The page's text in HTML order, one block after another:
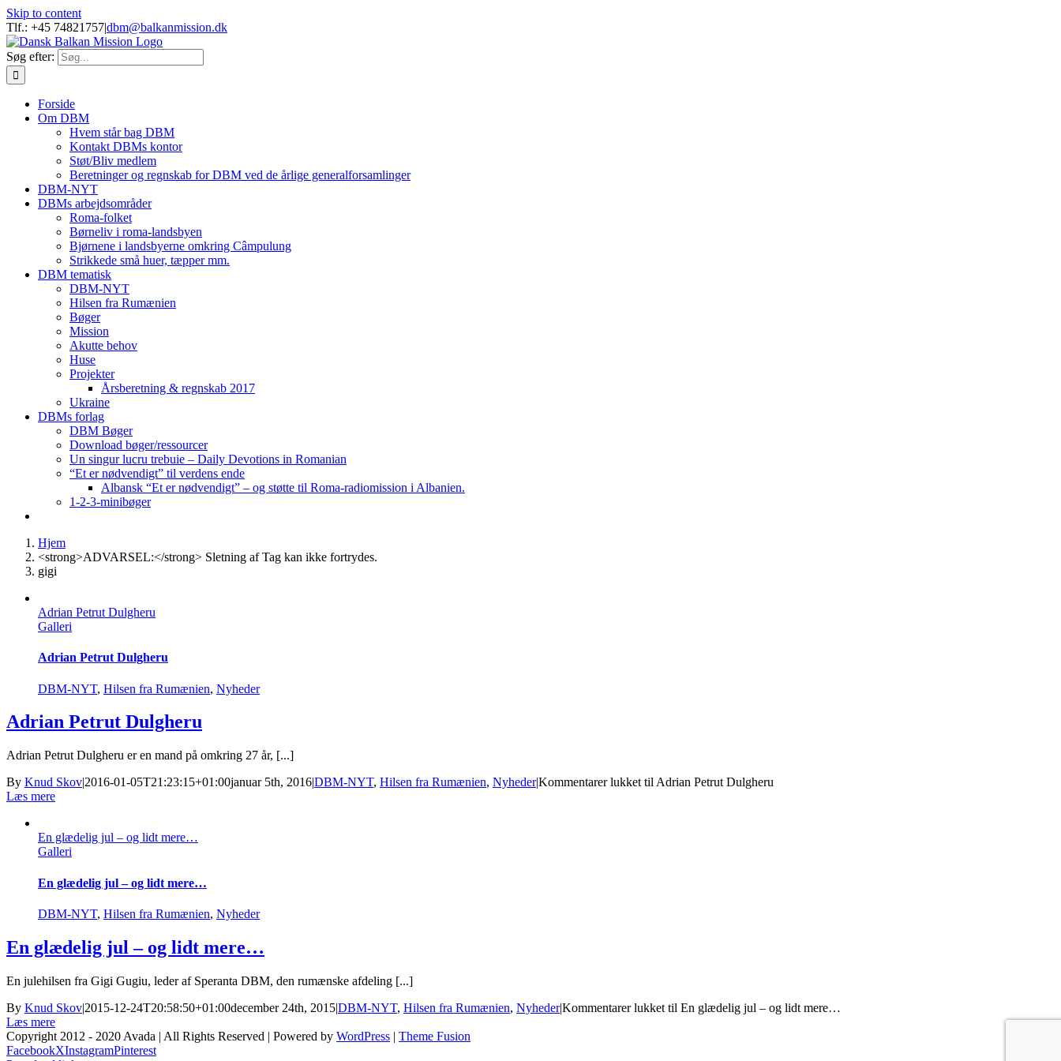
Skip to content
Tlf.: +45 74821757|dbm@balkanmission.dk
Søg efter:
Forside
Om DBM
Hvem står bag DBM
Kontakt DBMs kontor
Støt/Bliv medlem
Beretninger og regnskab for DBM ved de årlige generalforsamlinger
DBM-NYT
DBMs arbejdsområder
Roma-folket
Børneliv i roma-landsbyen
Bjørnene i landsbyerne omkring Câmpulung
Strikkede små huer, tæpper mm.
DBM tematisk
DBM-NYT
Hilsen fra Rumænien
Bøger
Mission
Akutte behov
Huse
Projekter
Årsberetning & regnskab 2017
Ukraine
DBMs forlag
DBM Bøger
Download bøger/ressourcer
Un singur lucru trebuie – Daily Devotions in Romanian
“Et er nødvendigt” til verdens ende
Albansk “Et er nødvendigt” – og støtte til Roma-radiomission i Albanien.
1-2-3-minibøger
Hjem
<strong>ADVARSEL:</strong> Sletning af Tag kan ikke fortrydes.
gigi
Adrian Petrut Dulgheru
Galleri
Adrian Petrut Dulgheru
DBM-NYT, Hilsen fra Rumænien, Nyheder
Adrian Petrut Dulgheru
Adrian Petrut Dulgheru er en mand på omkring 27 år, [...]
By Knud Skov|2016-01-05T21:23:15+01:00januar 5th, 2016|DBM-NYT, Hilsen fra Rumænien, Nyheder|Kommentarer lukket til Adrian Petrut Dulgheru
Læs mere
En glædelig jul – og lidt mere…
Galleri
En glædelig jul – og lidt mere…
DBM-NYT, Hilsen fra Rumænien, Nyheder
En glædelig jul – og lidt mere…
En julehilsen fra Gigi Gugiu, leder af Speranta DBM, den rumænske afdeling [...]
By Knud Skov|2015-12-24T20:58:50+01:00december 24th, 2015|DBM-NYT, Hilsen fra Rumænien, Nyheder|Kommentarer lukket til En glædelig jul – og lidt mere…
Læs mere
Copyright 2012 - 2020 Avada | All Rights Reserved | Powered by WordPress | Theme Fusion
FacebookXInstagramPinterest